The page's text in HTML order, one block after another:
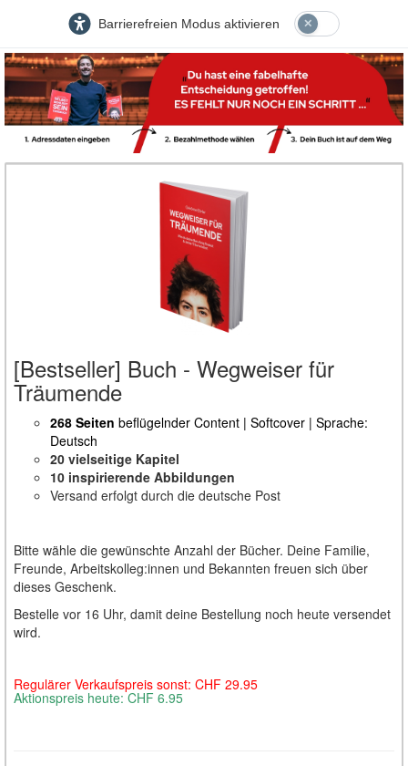
Barrierefreien Modus aktivieren
[Bestseller] Buch - Wegweiser für
Träumende
268 Seiten beflügelnder Content | Softcover | Sprache:
Deutsch
20 vielseitige Kapitel
10 inspirierende Abbildungen
Versand erfolgt durch die deutsche Post
Bitte wähle die gewünschte Anzahl der Bücher. Deine Familie,
Freunde, Arbeitskolleg:innen und Bekannten freuen sich über
dieses Geschenk.
Bestelle vor 16 Uhr, damit deine Bestellung noch heute versendet
wird.
Regulärer Verkaufspreis sonst: CHF 29.95
Aktionspreis heute: CHF 6.95